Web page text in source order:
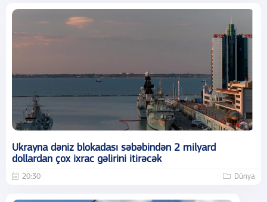
Ukrayna dəniz blokadası səbəbindən 2 milyard
dollardan çox ixrac gəlirini itirəcək
20:30 Dünya